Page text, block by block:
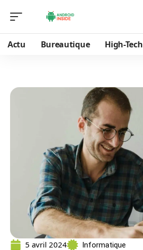
Actu Bureautique High-Tech
5 avril 2024 Informatique